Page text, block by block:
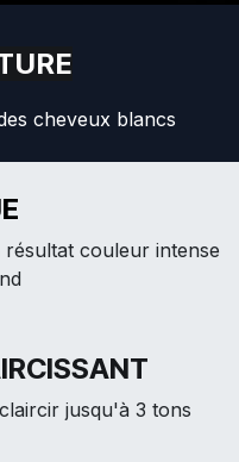
cheveux blancs
couleur intense
jusqu'à 3 tons